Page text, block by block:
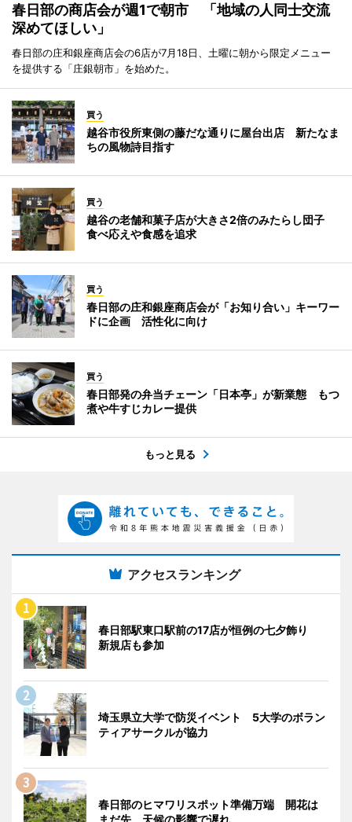
春日部の商店会が週1で朝市 「地域の人同士交流
深めてほしい」
春日部の庄和銀座商店会の6店が7月18日、土曜に朝から限定メニュー
を提供する「庄銀朝市」を始めた。
買う
越谷市役所東側の藤だな通りに屋台出店 新たなま
ちの風物詩目指す
買う
越谷の老舗和菓子店が大きさ2倍のみたらし団子
食べ応えや食感を追求
買う
春日部の庄和銀座商店会が「お知り合い」キーワー
ドに企画 活性化に向け
買う
春日部発の弁当チェーン「日本亭」が新業態 もつ
煮や牛すじカレー提供
もっと見る
アクセスランキング
春日部駅東口駅前の17店が恒例の七夕飾り
新規店も参加
埼玉県立大学で防災イベント 5大学のボラン
ティアサークルが協力
春日部のヒマワリスポット準備万端 開花は
まだ先、天候の影響で遅れ